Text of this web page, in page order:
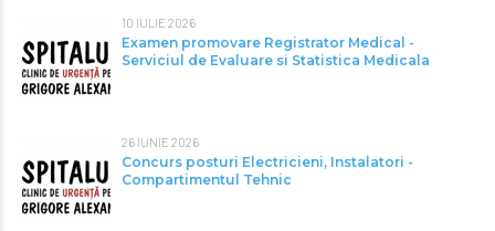
10 IULIE 2026
Examen promovare Registrator Medical -
Serviciul de Evaluare si Statistica Medicala
26 IUNIE 2026
Concurs posturi Electricieni, Instalatori -
Compartimentul Tehnic